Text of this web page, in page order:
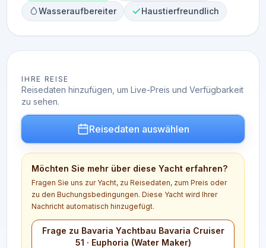
Wasseraufbereiter
Haustierfreundlich
IHRE REISE
Reisedaten hinzufügen, um Live-Preis und Verfügbarkeit
zu sehen.
Reisedaten auswählen
Möchten Sie mehr über diese Yacht erfahren?
Fragen Sie uns zur Yacht, zu Reisedaten, zum Preis oder
zu den Buchungsbedingungen. Diese Yacht wird Ihrer
Nachricht automatisch hinzugefügt.
Frage zu Bavaria Yachtbau Bavaria Cruiser
51 · Euphoria (Water Maker)